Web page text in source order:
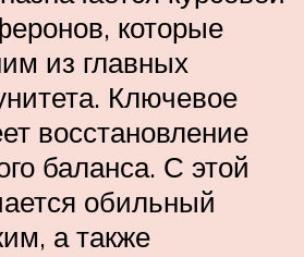
которые
из главных
Ключевое
восстановление
баланса. С этой
обильный
а также